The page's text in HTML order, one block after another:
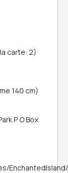
carte: 2)
140 cm)
P O Box